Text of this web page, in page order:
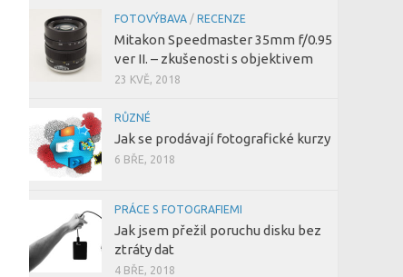
FOTOVÝBAVA / RECENZE
Mitakon Speedmaster 35mm f/0.95
ver II. – zkušenosti s objektivem
23 KVĚ, 2018
RŮZNÉ
Jak se prodávají fotografické kurzy
6 BŘE, 2018
PRÁCE S FOTOGRAFIEMI
Jak jsem přežil poruchu disku bez
ztráty dat
4 BŘE, 2018